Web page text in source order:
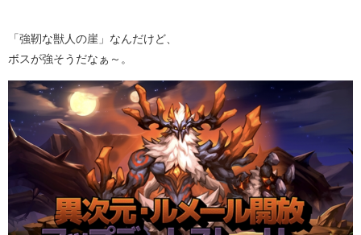
「強靭な獣人の崖」なんだけど、
ボスが強そうだなぁ～。